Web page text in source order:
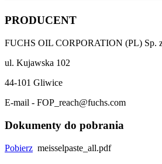
PRODUCENT
FUCHS OIL CORPORATION (PL) Sp.
ul. Kujawska 102
44-101 Gliwice
E-mail - FOP_reach@fuchs.com
Dokumenty do pobrania
Pobierz meisselpaste_all.pdf